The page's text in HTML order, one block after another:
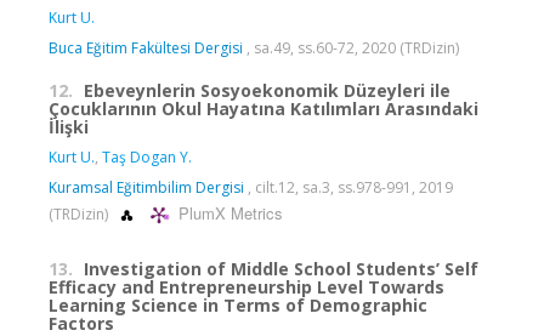
Kurt U.
Buca Eğitim Fakültesi Dergisi , sa.49, ss.60-72, 2020 (TRDizin)
12. Ebeveynlerin Sosyoekonomik Düzeyleri ile
Çocuklarının Okul Hayatına Katılımları Arasındaki
İlişki
Kurt U., Taş Dogan Y.
Kuramsal Eğitimbilim Dergisi , cilt.12, sa.3, ss.978-991, 2019
(TRDizin)
PlumX Metrics
13. Investigation of Middle School Students’ Self
Efficacy and Entrepreneurship Level Towards
Learning Science in Terms of Demographic
Factors